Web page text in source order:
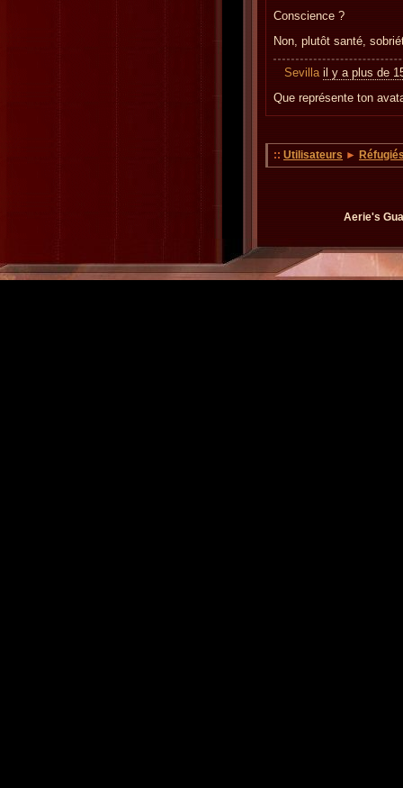
Conscience ?
Non, plutôt santé,
Sevilla il y a plus de
Que représente ton
:: Utilisateurs ►
Aerie's